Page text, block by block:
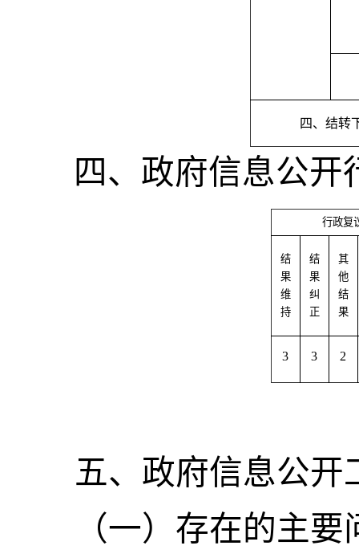
四、结转
四、政府信息公
行政复
结
果
维
持
结
果
纠
正
其
他
结
果
3 3 2
五、政府信息公开
（一）存在的主要